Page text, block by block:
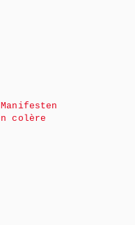
colère